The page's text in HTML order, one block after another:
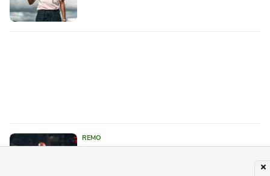
REMO
Remo x Santos: Onde assistir ao vivo,